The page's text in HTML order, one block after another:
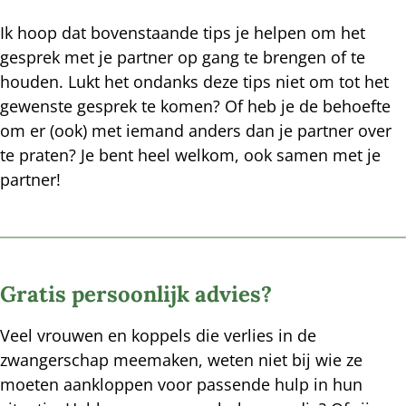
Ik hoop dat bovenstaande tips je helpen om het
gesprek met je partner op gang te brengen of te
houden. Lukt het ondanks deze tips niet om tot het
gewenste gesprek te komen? Of heb je de behoefte
om er (ook) met iemand anders dan je partner over
te praten? Je bent heel welkom, ook samen met je
partner!
Gratis persoonlijk advies?
Veel vrouwen en koppels die verlies in de
zwangerschap meemaken, weten niet bij wie ze
moeten aankloppen voor passende hulp in hun